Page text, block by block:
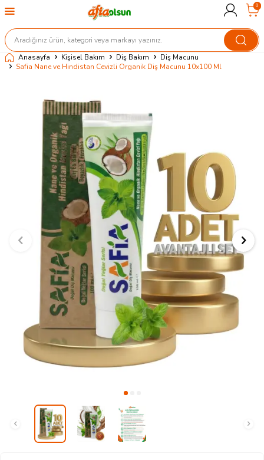
0
Anasayfa Kişisel Bakım Diş Bakım
Diş Macunu
Safia Nane ve Hindistan Cevizli Organik Diş Macunu 10x100 Ml